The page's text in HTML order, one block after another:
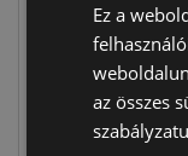
Ez a
az összes